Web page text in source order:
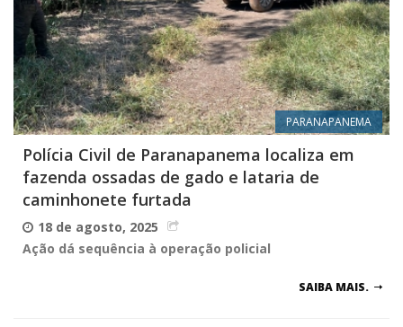
PARANAPANEMA
Polícia Civil de Paranapanema localiza em
fazenda ossadas de gado e lataria de
caminhonete furtada
18 de agosto, 2025
Ação dá sequência à operação policial
SAIBA MAIS.